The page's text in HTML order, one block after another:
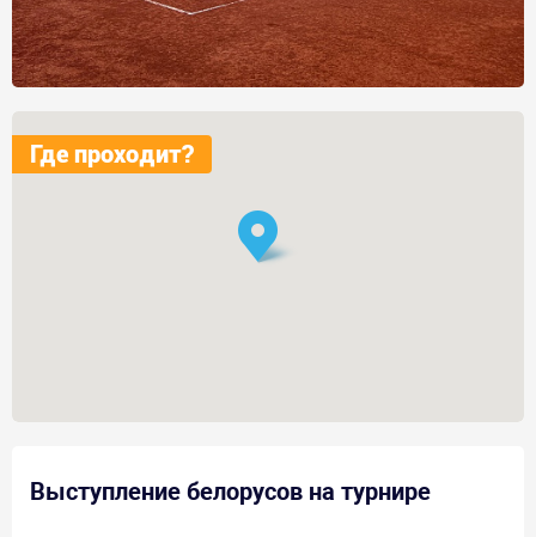
Где проходит?
Выступление белорусов на турнире